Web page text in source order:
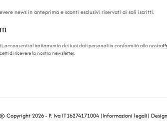
news in anteprima e sconti esclusivi riservati ai soli iscritti.
acconsenti al trattamento dei tuoi dati personali in conformità alla nostra
di ricevere la nostra newsletter.
Copyright 2026 - P. Iva IT16274171004 |Informazioni legali|